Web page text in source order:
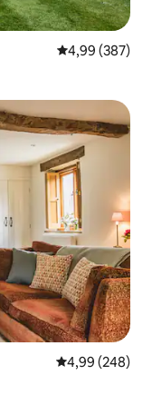
Calificación
4,99 (387)
Calificación
4,99 (248)